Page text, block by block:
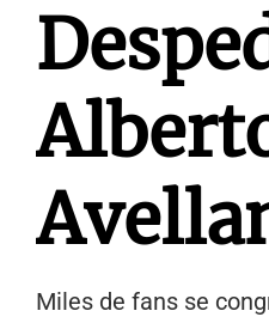
Miles de fans se